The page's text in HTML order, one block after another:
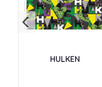
HULKEN